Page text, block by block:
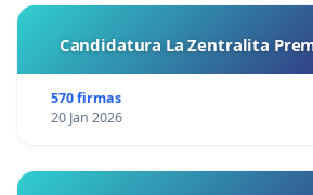
Candidatura La Zentralita
570 firmas
20 Jan 2026